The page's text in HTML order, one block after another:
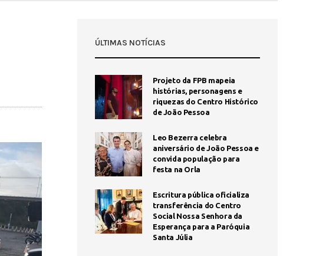
ÚLTIMAS NOTÍCIAS
Projeto da FPB mapeia
histórias, personagens e
riquezas do Centro Histórico
de João Pessoa
Leo Bezerra celebra
aniversário de João Pessoa e
convida população para
festa na Orla
Escritura pública oficializa
transferência do Centro
Social Nossa Senhora da
Esperança para a Paróquia
Santa Júlia